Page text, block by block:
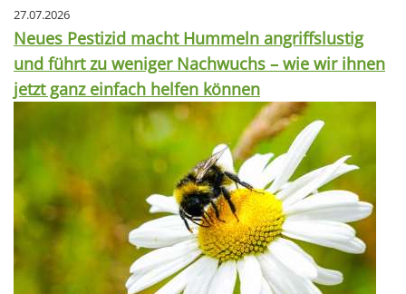
27.07.2026
Neues Pestizid macht Hummeln angriffslustig
und führt zu weniger Nachwuchs – wie wir ihnen
jetzt ganz einfach helfen können